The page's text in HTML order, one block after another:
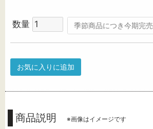
数量 季節商品につき今期完売
お気に入りに追加
商品説明 ※画像はイメージです